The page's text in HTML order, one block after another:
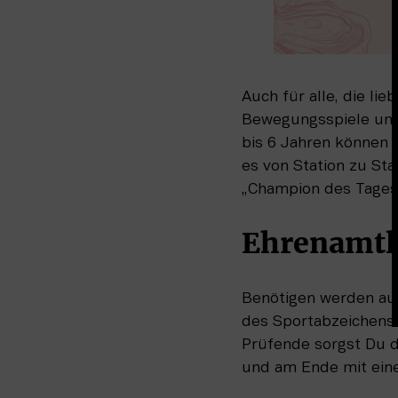
Auch für alle, die
Bewegungsspiele
bis 6 Jahren können
es von Station zu
„Champion des
Benötigen werden
des
Prüfende sorgst Du
und am Ende mit